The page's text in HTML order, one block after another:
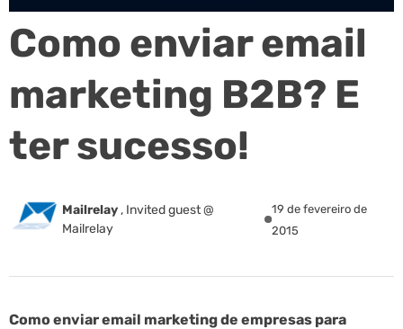
Como enviar email
marketing B2B? E
ter sucesso!
Mailrelay, Invited guest @
Mailrelay
19 de fevereiro de
2015
Como enviar email marketing de empresas para